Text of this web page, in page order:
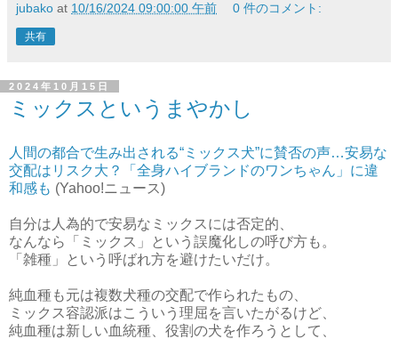
jubako at 10/16/2024 09:00:00 午前 0 件のコメント:
共有
2024年10月15日
ミックスというまやかし
人間の都合で生み出される“ミックス犬”に賛否の声…安易な
交配はリスク大？「全身ハイブランドのワンちゃん」に違
和感も (Yahoo!ニュース)
自分は人為的で安易なミックスには否定的、
なんなら「ミックス」という誤魔化しの呼び方も。
「雑種」という呼ばれ方を避けたいだけ。
純血種も元は複数犬種の交配で作られたもの、
ミックス容認派はこういう理屈を言いたがるけど、
純血種は新しい血統種、役割の犬を作ろうとして、